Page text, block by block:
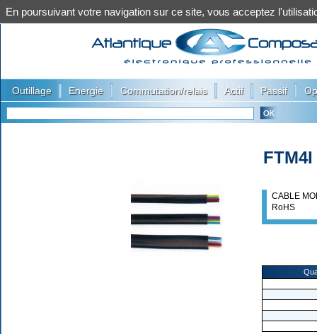
Outillage Energie Commutation/relais Actif Passif
FTM4I
CABLE
RoHS
En poursuivant votre navigation sur ce site, vous acceptez